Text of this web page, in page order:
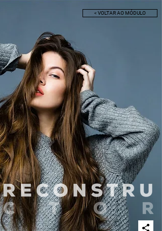
< VOLTAR AO MÓDULO